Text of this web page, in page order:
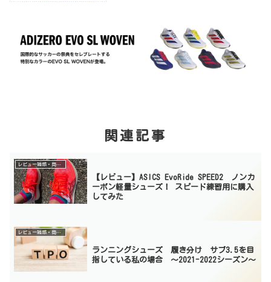
関連記事
レビュー雑感・商品紹介
【レビュー】ASICS EvoRide SPEED2 ノンカ
ーボン軽量シューズ！ スピード練習用に購入
してみた
レビュー雑感・商品紹介
ランニングシューズ 履き分け サブ3.5を目
指している私の場合 〜2021-2022シーズン〜